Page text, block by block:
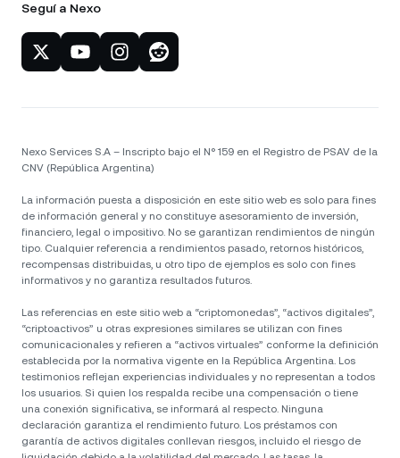
Seguí a Nexo
Nexo Services S.A – Inscripto bajo el N° 159 en el Registro de PSAV de la
CNV (República Argentina)
La información puesta a disposición en este sitio web es solo para fines
de información general y no constituye asesoramiento de inversión,
financiero, legal o impositivo. No se garantizan rendimientos de ningún
tipo. Cualquier referencia a rendimientos pasado, retornos históricos,
recompensas distribuidas, u otro tipo de ejemplos es solo con fines
informativos y no garantiza resultados futuros.
Las referencias en este sitio web a “criptomonedas”, “activos digitales”,
“criptoactivos” u otras expresiones similares se utilizan con fines
comunicacionales y refieren a “activos virtuales” conforme la definición
establecida por la normativa vigente en la República Argentina. Los
testimonios reflejan experiencias individuales y no representan a todos
los usuarios. Si quien los respalda recibe una compensación o tiene
una conexión significativa, se informará al respecto. Ninguna
declaración garantiza el rendimiento futuro. Los préstamos con
garantía de activos digitales conllevan riesgos, incluido el riesgo de